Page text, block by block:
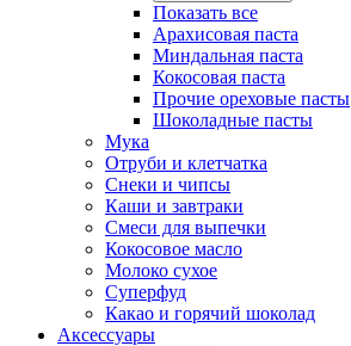
Показать все
Арахисовая паста
Миндальная паста
Кокосовая паста
Прочие ореховые пасты
Шоколадные пасты
Мука
Отруби и клетчатка
Снеки и чипсы
Каши и завтраки
Смеси для выпечки
Кокосовое масло
Молоко сухое
Суперфуд
Какао и горячий шоколад
Аксессуары